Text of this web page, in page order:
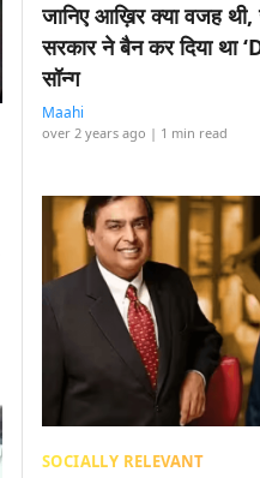
जानिए आख़िर क्या वजह
सरकार ने बैन कर दिया
सॉन्ग
Maahi
over 2 years ago | 1 min read
SOCIALLY RELEVANT